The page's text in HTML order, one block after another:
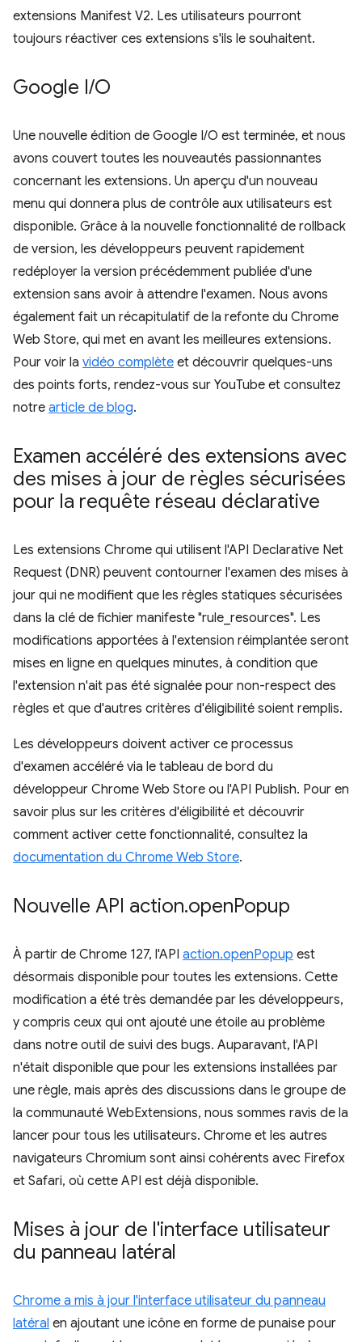
extensions Manifest V2. Les utilisateurs pourront
toujours réactiver ces extensions s'ils le souhaitent.
Google I/O
Une nouvelle édition de Google I/O est terminée, et nous
avons couvert toutes les nouveautés passionnantes
concernant les extensions. Un aperçu d'un nouveau
menu qui donnera plus de contrôle aux utilisateurs est
disponible. Grâce à la nouvelle fonctionnalité de rollback
de version, les développeurs peuvent rapidement
redéployer la version précédemment publiée d'une
extension sans avoir à attendre l'examen. Nous avons
également fait un récapitulatif de la refonte du Chrome
Web Store, qui met en avant les meilleures extensions.
Pour voir la vidéo complète et découvrir quelques-uns
des points forts, rendez-vous sur YouTube et consultez
notre article de blog.
Examen accéléré des extensions avec
des mises à jour de règles sécurisées
pour la requête réseau déclarative
Les extensions Chrome qui utilisent l'API Declarative Net
Request (DNR) peuvent contourner l'examen des mises à
jour qui ne modifient que les règles statiques sécurisées
dans la clé de fichier manifeste "rule_resources". Les
modifications apportées à l'extension réimplantée seront
mises en ligne en quelques minutes, à condition que
l'extension n'ait pas été signalée pour non-respect des
règles et que d'autres critères d'éligibilité soient remplis.
Les développeurs doivent activer ce processus
d'examen accéléré via le tableau de bord du
développeur Chrome Web Store ou l'API Publish. Pour en
savoir plus sur les critères d'éligibilité et découvrir
comment activer cette fonctionnalité, consultez la
documentation du Chrome Web Store.
Nouvelle API action.openPopup
À partir de Chrome 127, l'API action.openPopup est
désormais disponible pour toutes les extensions. Cette
modification a été très demandée par les développeurs,
y compris ceux qui ont ajouté une étoile au problème
dans notre outil de suivi des bugs. Auparavant, l'API
n'était disponible que pour les extensions installées par
une règle, mais après des discussions dans le groupe de
la communauté WebExtensions, nous sommes ravis de la
lancer pour tous les utilisateurs. Chrome et les autres
navigateurs Chromium sont ainsi cohérents avec Firefox
et Safari, où cette API est déjà disponible.
Mises à jour de l'interface utilisateur
du panneau latéral
Chrome a mis à jour l'interface utilisateur du panneau
latéral en ajoutant une icône en forme de punaise pour